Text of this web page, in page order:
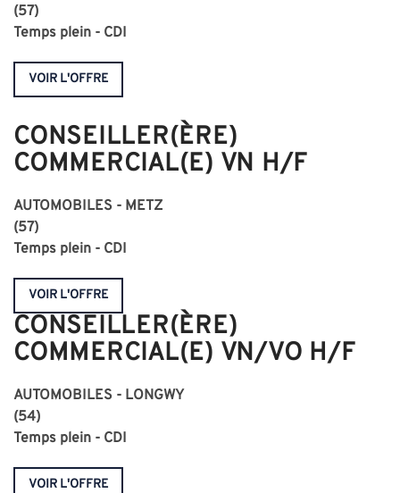
(57)
Temps plein - CDI
VOIR L'OFFRE
CONSEILLER(ÈRE)
COMMERCIAL(E) VN H/F
AUTOMOBILES - METZ
(57)
Temps plein - CDI
VOIR L'OFFRE
CONSEILLER(ÈRE)
COMMERCIAL(E) VN/VO H/F
AUTOMOBILES - LONGWY
(54)
Temps plein - CDI
VOIR L'OFFRE